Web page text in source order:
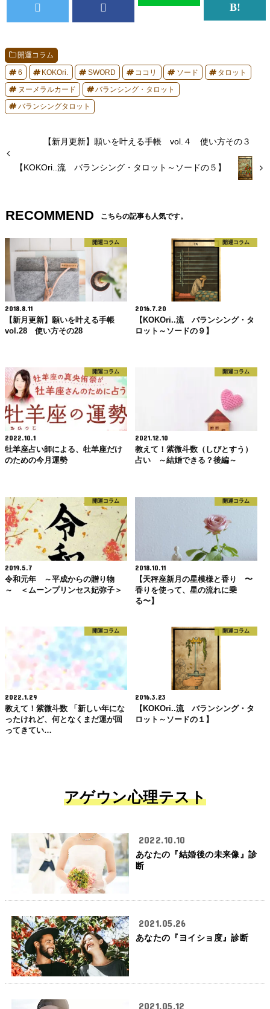
開運コラム
6 KOKOri. SWORD ココリ ソード タロット
ヌーメラルカード バランシング・タロット
バランシングタロット
【新月更新】願いを叶える手帳 vol.４ 使い方その３
【KOKOri..流 バランシング・タロット～ソードの５】
RECOMMEND こちらの記事も人気です。
開運コラム
2018.8.11
【新月更新】願いを叶える手帳
vol.28 使い方その28
開運コラム
2016.7.20
【KOKOri..流 バランシング・タ
ロット～ソードの９】
開運コラム
2022.10.1
牡羊座占い師による、牡羊座だけ
のための今月運勢
開運コラム
2021.12.10
教えて！紫微斗数（しびとすう）
占い ～結婚できる？後編～
開運コラム
2019.5.7
令和元年 ～平成からの贈り物
～ ＜ムーンプリンセス妃弥子＞
開運コラム
2018.10.11
【天秤座新月の星模様と香り 〜
香りを使って、星の流れに乗
る〜】
開運コラム
2022.1.29
教えて！紫微斗数 「新しい年にな
ったけれど、何となくまだ運が回
ってきてい…
開運コラム
2016.3.23
【KOKOri..流 バランシング・タ
ロット～ソードの１】
アゲウン心理テスト
2022.10.10
あなたの『結婚後の未来像』診
断
2021.05.26
あなたの『ヨイショ度』診断
2021.05.12